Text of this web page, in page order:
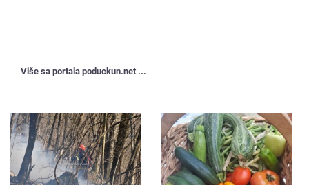
Više sa portala poduckun.net ...